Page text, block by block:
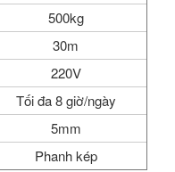
500kg
30m
220V
Tối đa 8 giờ/ngày
5mm
Phanh kép